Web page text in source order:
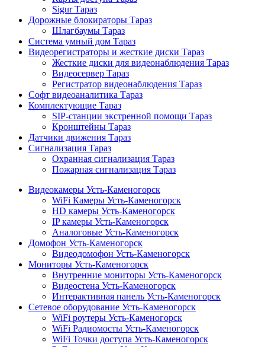
Sigur Тараз
Дорожные блокираторы Тараз
Шлагбаумы Тараз
Система умный дом Тараз
Видеорегистраторы и жесткие диски Тараз
Жесткие диски для видеонаблюдения Тараз
Видеосервер Тараз
Регистратор видеонаблюдения Тараз
Софт видеоаналитика Тараз
Комплектующие Тараз
SIP-станции экстренной помощи Тараз
Кронштейны Тараз
Датчики движения Тараз
Сигнализация Тараз
Охранная сигнализация Тараз
Пожарная сигнализация Тараз
Видеокамеры Усть-Каменогорск
WiFi Камеры Усть-Каменогорск
HD камеры Усть-Каменогорск
IP камеры Усть-Каменогорск
Аналоговые Усть-Каменогорск
Домофон Усть-Каменогорск
Видеодомофон Усть-Каменогорск
Мониторы Усть-Каменогорск
Внутренние мониторы Усть-Каменогорск
Видеостена Усть-Каменогорск
Интерактивная панель Усть-Каменогорск
Сетевое оборудование Усть-Каменогорск
WiFi роутеры Усть-Каменогорск
WiFi Радиомосты Усть-Каменогорск
WiFi Точки доступа Усть-Каменогорск